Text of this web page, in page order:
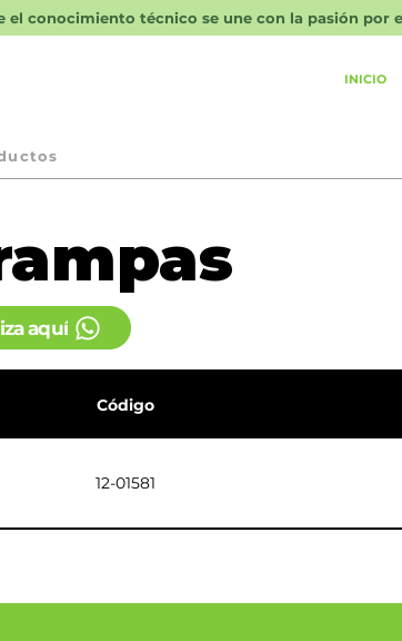
el conocimiento técnico se une con la pasión por
INICIO
aquí
Código
12-01581